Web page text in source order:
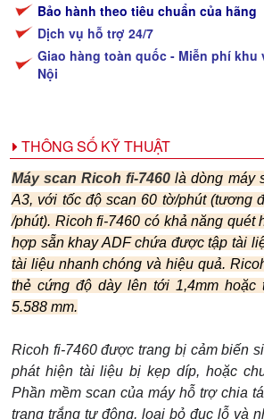
Bảo hành theo tiêu chuẩn của hãng
Dịch vụ hỗ trợ 24/7
Giao hàng toàn quốc - Miễn phí khu
Nội
THÔNG SỐ KỸ THUẬT
Máy scan Ricoh fi-7460 là dòng máy
A3, với tốc độ scan 60 tờ/phút (tương
/phút). Ricoh fi-7460 có khả năng quét
hợp sẵn khay ADF chứa được tập tài
tài liệu nhanh chóng và hiệu quả.
thẻ cứng độ dày lên tới 1,4mm
5.588 mm.
Ricoh fi-7460 được trang bị cảm biến
phát hiện tài liệu bị kẹp díp, hoặc
Phần mềm scan của máy hỗ trợ chia
trang trắng tự động, loại bỏ đục lỗ và